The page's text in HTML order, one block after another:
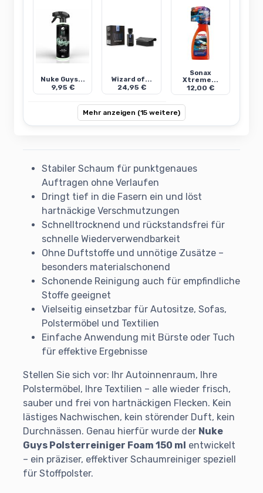
Nuke Guys...
9,95 €
Wizard of...
24,95 €
Sonax
Xtreme...
12,00 €
Mehr anzeigen (15 weitere)
Stabiler Schaum für punktgenaues
Auftragen ohne Verlaufen
Dringt tief in die Fasern ein und löst
hartnäckige Verschmutzungen
Schnelltrocknend und rückstandsfrei für
schnelle Wiederverwendbarkeit
Ohne Duftstoffe und unnötige Zusätze –
besonders materialschonend
Schonende Reinigung auch für empfindliche
Stoffe geeignet
Vielseitig einsetzbar für Autositze, Sofas,
Polstermöbel und Textilien
Einfache Anwendung mit Bürste oder Tuch
für effektive Ergebnisse
Stellen Sie sich vor: Ihr Autoinnenraum, Ihre
Polstermöbel, Ihre Textilien – alle wieder frisch,
sauber und frei von hartnäckigen Flecken. Kein
lästiges Nachwischen, kein störender Duft, kein
Durchnässen. Genau hierfür wurde der Nuke
Guys Polsterreiniger Foam 150 ml entwickelt
– ein präziser, effektiver Schaumreiniger speziell
für Stoffpolster.